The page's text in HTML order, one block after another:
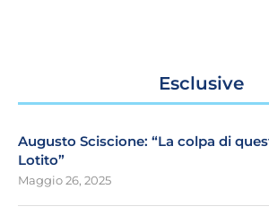
Esclusive
Augusto Sciscione: “La colpa di
Lotito”
Maggio 26, 2025